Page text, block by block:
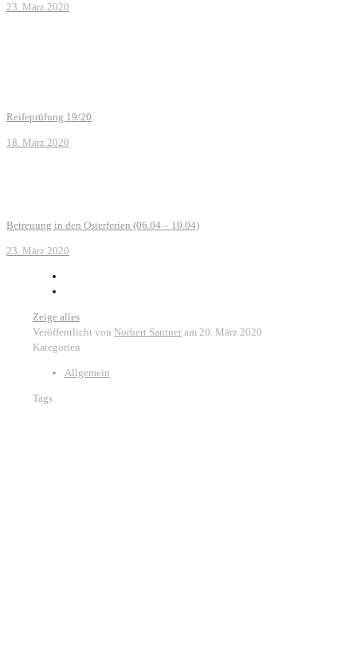
23. März 2020
Reifeprüfung 19/20
18. März 2020
Betreuung in den Osterferien (06.04 – 10.04)
23. März 2020
Zeige alles
Veröffentlicht von Norbert Santner am 20. März 2020
Kategorien
Allgemein
Tags